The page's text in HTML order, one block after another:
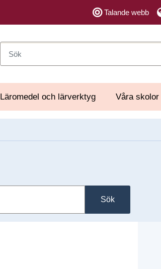
Talande webb
Läromedel och lärverktyg Våra skolor
Sök